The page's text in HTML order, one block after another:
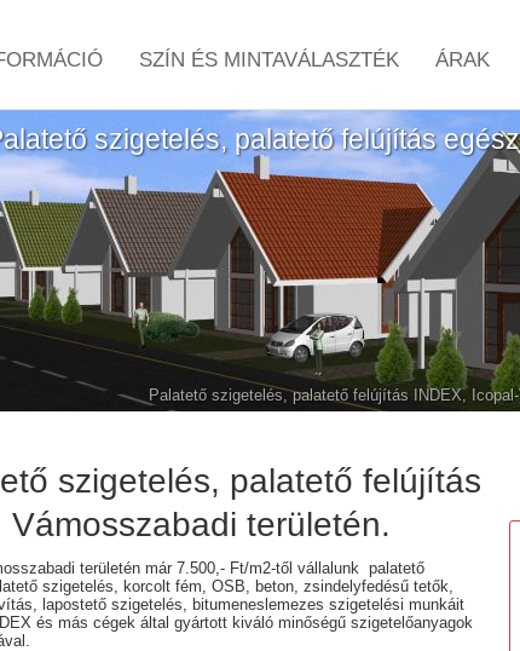
SZÍN ÉS MINTAVÁLASZTÉK ÁRAK
szigetelés, palatető felújítás
Palatető szigetelés, palatető felújítás INDEX,
szigetelés, palatető felújítás
Vámosszabadi területén.
területén már 7.500,- Ft/m2-től vállalunk palatető
szigetelés, korcolt fém, OSB, beton, zsindelyfedésű tetők,
lapostető szigetelés, bitumeneslemezes szigetelési munkáit
és más cégek által gyártott kiváló minőségű szigetelőanyagok